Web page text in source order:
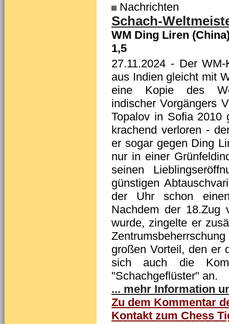
Nachrichten
Schach-
WM Ding Liren
1,5
27.11.2024 - Der WM-
aus Indien gleicht mit
eine Kopie des
indischer Vorgängers
Topalov in Sofia 2010
krachend verloren -
er sogar gegen Ding
nur in einer
seinen
günstigen
der Uhr schon einen
Nachdem der 18.Zug
wurde, zingelte er
großen Vorteil, den er
sich auch die
"Schachgeflüster" an.
... mehr Information
Zu dem Kommentar
Kontakt zum Chess